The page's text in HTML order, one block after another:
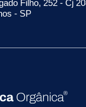
B2B
Atração de Clientes
Captar Clientes
Filho, 252 - Cj
- SP